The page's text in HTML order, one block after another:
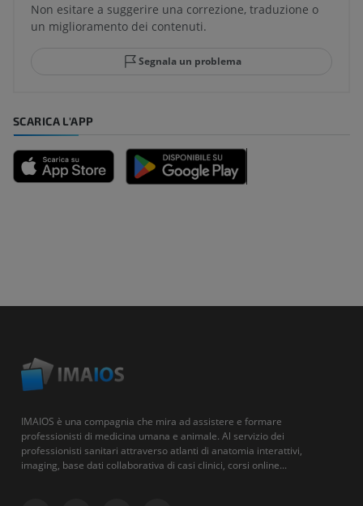
Non esitare a suggerire una correzione, traduzione o
un miglioramento dei contenuti.
Segnala un problema
SCARICA L'APP
IMAIOS è una compagnia che mira ad assistere e formare
professionisti di medicina umana e animale. Al servizio dei
professionisti sanitari attraverso atlanti di anatomia interattivi,
imaging, base dati collaborativa di casi clinici, corsi online...